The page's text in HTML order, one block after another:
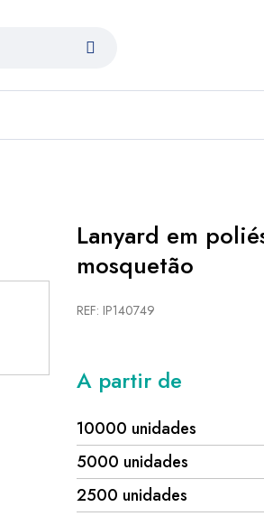
Lanyard em
mosquetão
REF: IP140749
A partir de
10000 unidades
5000 unidades
2500 unidades